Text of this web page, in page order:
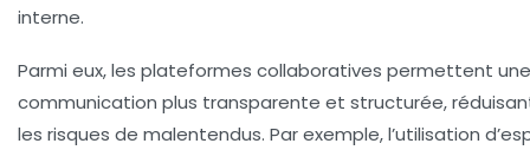
interne.
Parmi eux, les plateformes collaboratives permettent une
communication plus transparente et structurée,
les risques de malentendus. Par exemple, l’utilisation